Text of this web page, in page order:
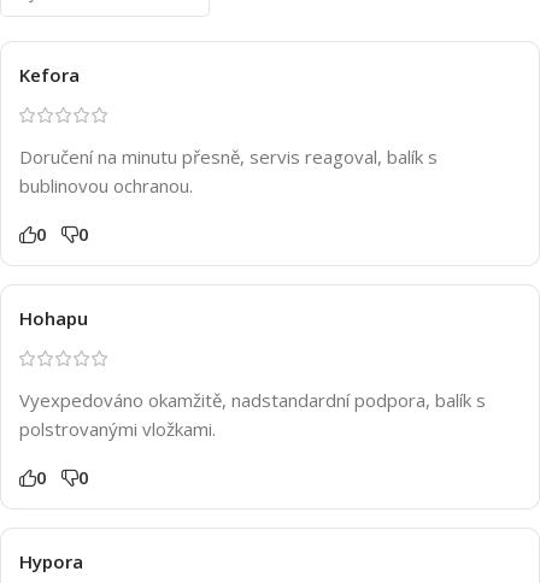
Kefora
Doručení na minutu přesně, servis reagoval, balík s
bublinovou ochranou.
0 0
Hohapu
Vyexpedováno okamžitě, nadstandardní podpora, balík s
polstrovanými vložkami.
0 0
Hypora